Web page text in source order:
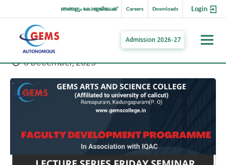
Login
Downloads
Careers
ഞങ്ങളും കോളേജിലേക്ക്
Admission 2026-27
8 December, 2023